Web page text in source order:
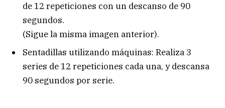
de 12 repeticiones con un descanso de 90
segundos.
(Sigue la misma imagen anterior).
Sentadillas utilizando máquinas: Realiza 3
series de 12 repeticiones cada una, y descansa
90 segundos por serie.